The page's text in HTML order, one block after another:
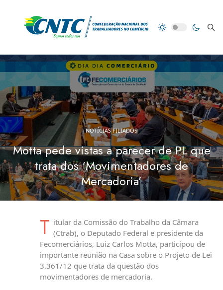
NOTÍCIAS FILIADOS
Motta pede vistas a parecer de PL que
trata dos ‘Movimentadores de
Mercadoria’
T itular da Comissão do Trabalho da Câmara
(Ctrab), o Deputado Federal e presidente da
Fecomerciários, Luiz Carlos Motta, participou de
importante reunião na Casa sobre o Projeto de Lei
3.361/12 que trata da questão dos
movimentadores de mercadoria.